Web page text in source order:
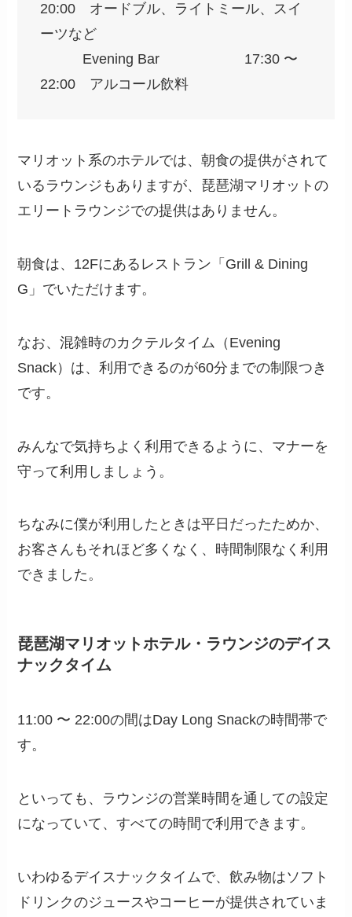
20:00 オードブル、ライトミール、スイ
ーツなど
Evening Bar 17:30 〜
22:00 アルコール飲料
マリオット系のホテルでは、朝食の提供がされて
いるラウンジもありますが、琵琶湖マリオットの
エリートラウンジでの提供はありません。
朝食は、12Fにあるレストラン「Grill & Dining
G」でいただけます。
なお、混雑時のカクテルタイム（Evening
Snack）は、利用できるのが60分までの制限つき
です。
みんなで気持ちよく利用できるように、マナーを
守って利用しましょう。
ちなみに僕が利用したときは平日だったためか、
お客さんもそれほど多くなく、時間制限なく利用
できました。
琵琶湖マリオットホテル・ラウンジのデイス
ナックタイム
11:00 〜 22:00の間はDay Long Snackの時間帯で
す。
といっても、ラウンジの営業時間を通しての設定
になっていて、すべての時間で利用できます。
いわゆるデイスナックタイムで、飲み物はソフト
ドリンクのジュースやコーヒーが提供されていま